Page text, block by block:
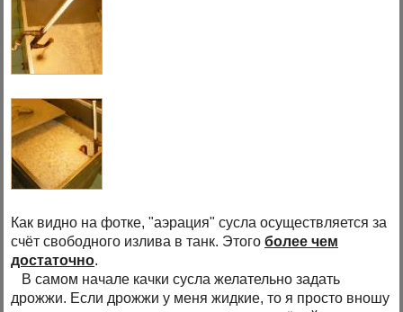
Как видно на фотке, "аэрация" сусла осуществляется за
счёт свободного излива в танк. Этогоболее чем
достаточно.
В самом начале качки сусла желательно задать
дрожжи. Если дрожжи у меня жидкие, то я просто вношу